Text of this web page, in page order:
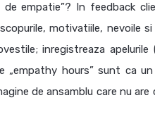
empatie”? In feedback
motivatiile, nevoile si
inregistreaza apelurile
„empathy hours” sunt ca
de ansamblu care nu are